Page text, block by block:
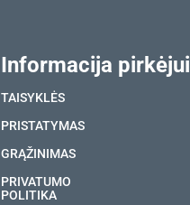
Informacija pirkėjui
TAISYKLĖS
PRISTATYMAS
GRĄŽINIMAS
PRIVATUMO
POLITIKA